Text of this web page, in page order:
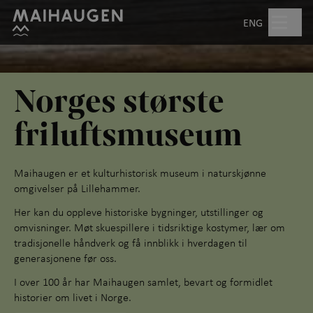
Hopp til hovedinnhold
ENG
Søk
Åpent kl. 10.00–17.00
Billetter
Planlegg besøk
+
Hva skjer?
Friluftsmuseet +
Utstillinger
Aktiviteter for barn
Norges største
friluftsmuseum
Maihaugen er et kulturhistorisk museum i naturskjønne
omgivelser på Lillehammer.
Her kan du oppleve historiske bygninger, utstillinger og
omvisninger. Møt skuespillere i tidsriktige kostymer, lær om
tradisjonelle håndverk og få innblikk i hverdagen til
generasjonene før oss.
I over 100 år har Maihaugen samlet, bevart og formidlet
historier om livet i Norge.